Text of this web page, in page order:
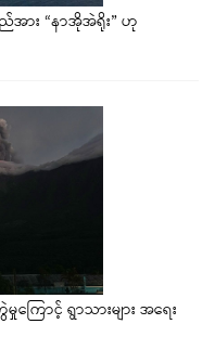
အား “နာအိုအဲရိုး” ဟု
ြောင့် ရွာသားများ အရေး